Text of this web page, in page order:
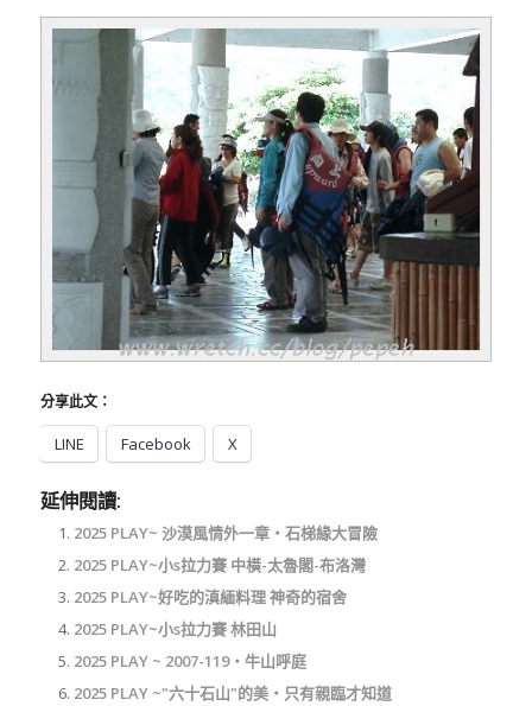
分享此文：
LINE Facebook X
延伸閱讀:
2025 PLAY~ 沙漠風情外一章‧石梯緣大冒險
2025 PLAY~小s拉力賽 中橫-太魯閣-布洛灣
2025 PLAY~好吃的滇緬料理 神奇的宿舍
2025 PLAY~小s拉力賽 林田山
2025 PLAY ~ 2007-119‧牛山呼庭
2025 PLAY ~"六十石山"的美‧只有親臨才知道